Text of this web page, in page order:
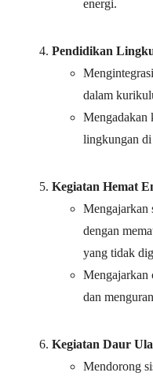
energi.
Pendidikan
dalam
Mengadakan
lingkungan di
Kegiatan Hemat
Mengajarkan
dengan
yang tidak
Mengajarkan
dan
Kegiatan Daur
Mendorong